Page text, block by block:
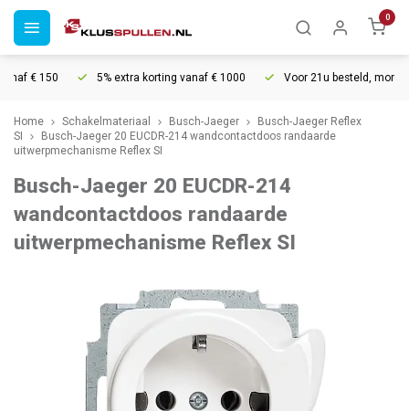
0
€ 150 5% extra korting vanaf € 1000 Voor 21u besteld, morgen
Home Schakelmateriaal Busch-Jaeger
Busch-Jaeger Reflex
SI
Busch-Jaeger 20 EUCDR-214 wandcontactdoos randaarde
uitwerpmechanisme Reflex SI
Busch-Jaeger 20 EUCDR-214
wandcontactdoos randaarde
uitwerpmechanisme Reflex SI